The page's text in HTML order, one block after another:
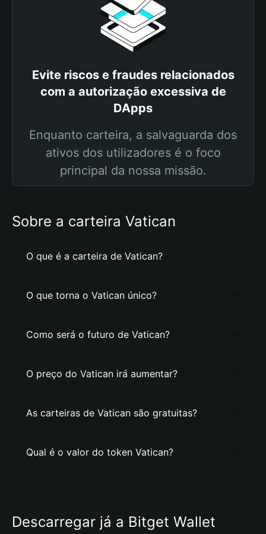
Evite riscos e fraudes relacionados
com a autorização excessiva de
DApps
Enquanto carteira, a salvaguarda dos
ativos dos utilizadores é o foco
principal da nossa missão.
Sobre a carteira Vatican
O que é a carteira de Vatican?
O que torna o Vatican único?
Como será o futuro de Vatican?
O preço do Vatican irá aumentar?
As carteiras de Vatican são gratuitas?
Qual é o valor do token Vatican?
Descarregar já a Bitget Wallet